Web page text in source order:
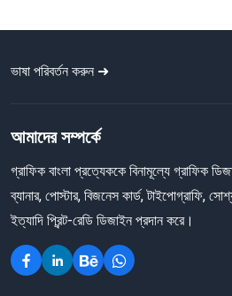
ভাষা পরিবর্তন করুন ➜
আমাদের সম্পর্কে
গ্রাফিক বাংলা প্রত্যেককে বিনামূল্যে গ্রাফিক
ব্যানার, পোস্টার, বিজনেস কার্ড, টাইপোগ্রাফি,
ইত্যাদি প্রিন্ট-রেডি ডিজাইন প্রদান করে।